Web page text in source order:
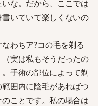
な。だから、ここでは
いていて楽しくないの
わちア?コの毛を剃る
実は私もそうだったの
手術の部位によって剃
囲内に陰毛があればつ
ことです。私の場合は